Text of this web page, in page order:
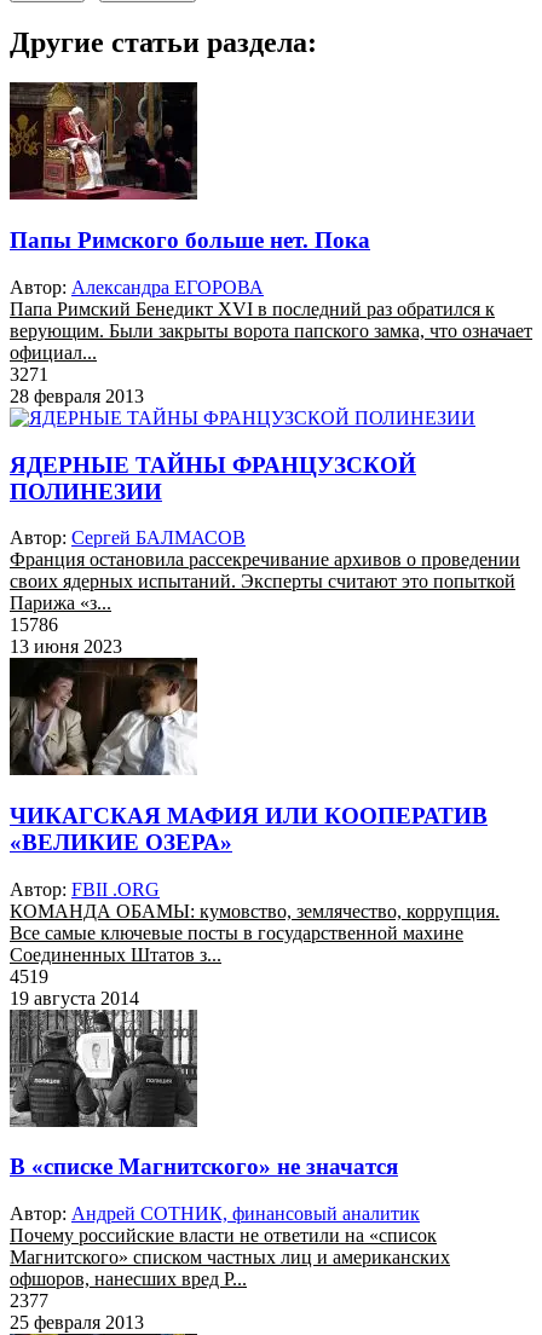
Другие статьи раздела:
Папы Римского больше нет. Пока
Автор: Александра ЕГОРОВА
Папа Римский Бенедикт XVI в последний раз обратился к
верующим. Были закрыты ворота папского замка, что означает
официал...
3271
28 февраля 2013
ЯДЕРНЫЕ ТАЙНЫ ФРАНЦУЗСКОЙ
ПОЛИНЕЗИИ
Автор: Сергей БАЛМАСОВ
Франция остановила рассекречивание архивов о проведении
своих ядерных испытаний. Эксперты считают это попыткой
Парижа «з...
15786
13 июня 2023
ЧИКАГСКАЯ МАФИЯ ИЛИ КООПЕРАТИВ
«ВЕЛИКИЕ ОЗЕРА»
Автор: FBII .ORG
КОМАНДА ОБАМЫ: кумовство, землячество, коррупция.
Все самые ключевые посты в государственной махине
Соединенных Штатов з...
4519
19 августа 2014
В «списке Магнитского» не значатся
Автор: Андрей СОТНИК, финансовый аналитик
Почему российские власти не ответили на «список
Магнитского» списком частных лиц и американских
офшоров, нанесших вред Р...
2377
25 февраля 2013